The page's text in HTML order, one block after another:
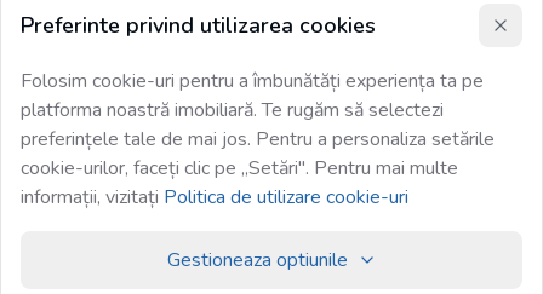
Preferinte privind utilizarea cookies
Folosim cookie-uri pentru a îmbunătăți experiența ta pe
platforma noastră imobiliară. Te rugăm să selectezi
preferințele tale de mai jos. Pentru a personaliza setările
cookie-urilor, faceți clic pe „Setări". Pentru mai multe
informații, vizitați Politica de utilizare cookie-uri
Gestioneaza optiunile